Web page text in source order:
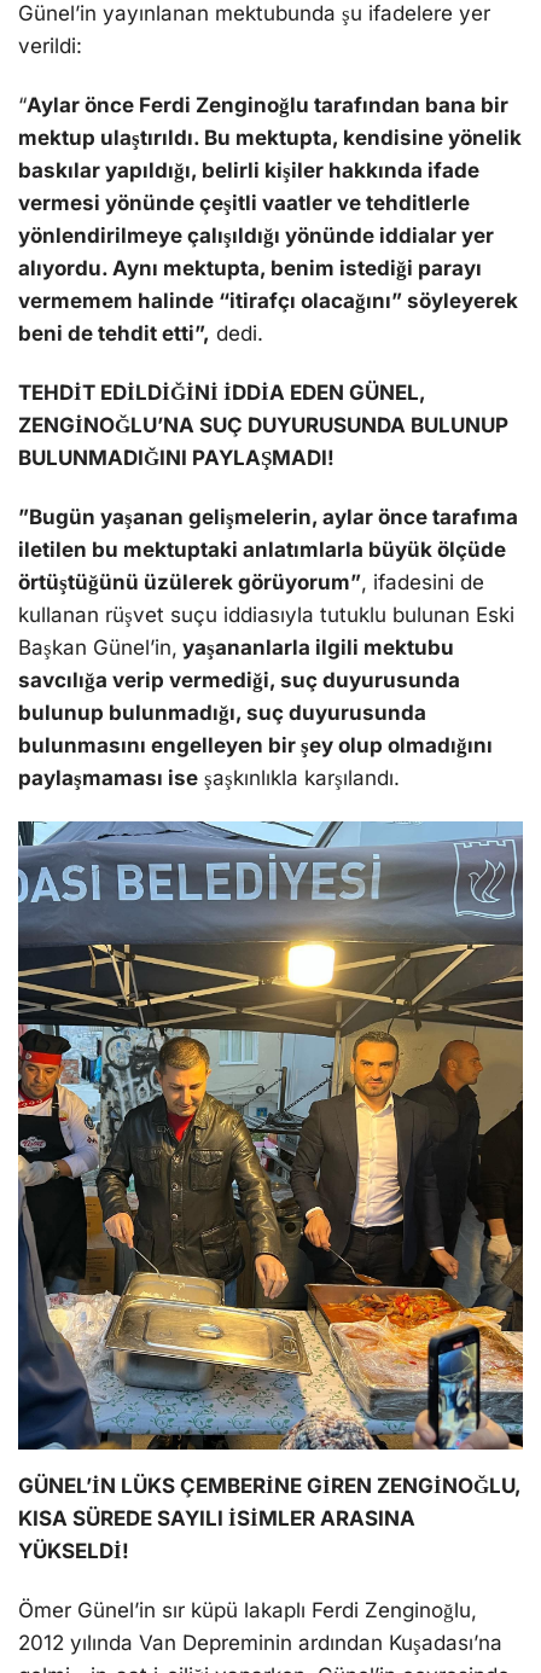
Günel’in yayınlanan mektubunda şu ifadelere yer
verildi:
“Aylar önce Ferdi Zenginoğlu tarafından bana bir
mektup ulaştırıldı. Bu mektupta, kendisine yönelik
baskılar yapıldığı, belirli kişiler hakkında ifade
vermesi yönünde çeşitli vaatler ve tehditlerle
yönlendirilmeye çalışıldığı yönünde iddialar yer
alıyordu. Aynı mektupta, benim istediği parayı
vermemem halinde “itirafçı olacağını” söyleyerek
beni de tehdit etti”, dedi.
TEHDİT EDİLDİĞİNİ İDDİA EDEN GÜNEL,
ZENGİNOĞLU’NA SUÇ DUYURUSUNDA BULUNUP
BULUNMADIĞINI PAYLAŞMADI!
”Bugün yaşanan gelişmelerin, aylar önce tarafıma
iletilen bu mektuptaki anlatımlarla büyük ölçüde
örtüştüğünü üzülerek görüyorum”, ifadesini de
kullanan rüşvet suçu iddiasıyla tutuklu bulunan Eski
Başkan Günel’in, yaşananlarla ilgili mektubu
savcılığa verip vermediği, suç duyurusunda
bulunup bulunmadığı, suç duyurusunda
bulunmasını engelleyen bir şey olup olmadığını
paylaşmaması ise şaşkınlıkla karşılandı.
GÜNEL’İN LÜKS ÇEMBERİNE GİREN ZENGİNOĞLU,
KISA SÜREDE SAYILI İSİMLER ARASINA
YÜKSELDİ!
Ömer Günel’in sır küpü lakaplı Ferdi Zenginoğlu,
2012 yılında Van Depreminin ardından Kuşadası’na